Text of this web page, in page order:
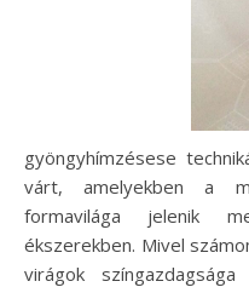
gyöngyhímzésese
várt, amelyekben a
formavilága jelenik
ékszerekben. Mivel
virágok